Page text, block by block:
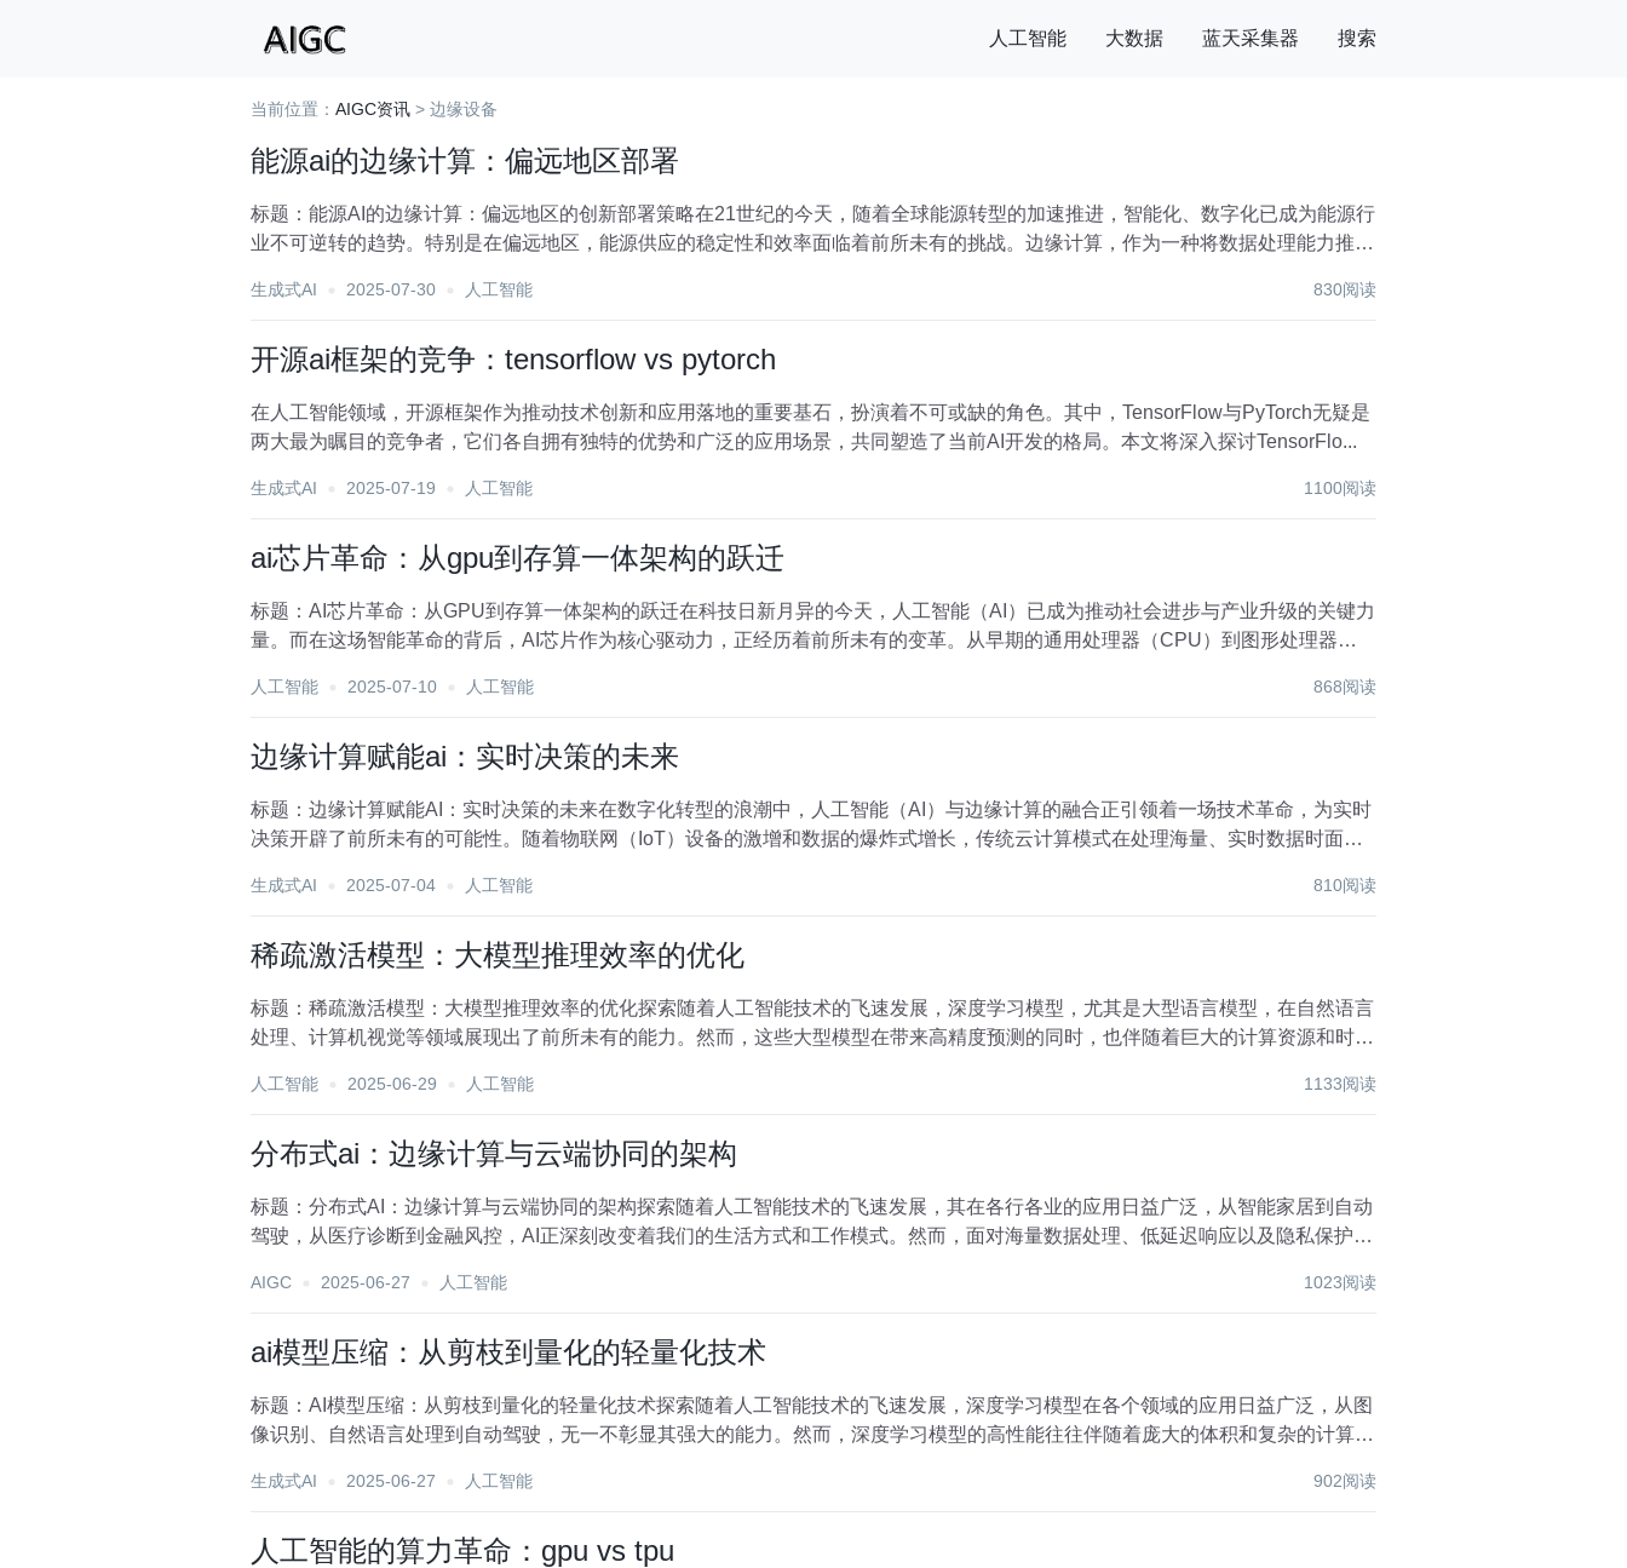
人工智能 大数据 蓝天采集器 搜索
当前位置： AIGC资讯 > 边缘设备
能源ai的边缘计算：偏远地区部署
标题：能源AI的边缘计算：偏远地区的创新部署策略在21世纪的今天，随着全球能源转型的加速推进，智能化、数字化已成为能源行
业不可逆转的趋势。特别是在偏远地区，能源供应的稳定性和效率面临着前所未有的挑战。边缘计算，作为一种将数据处理能力推向
生成式AI 2025-07-30 人工智能 830阅读
开源ai框架的竞争：tensorflow vs pytorch
在人工智能领域，开源框架作为推动技术创新和应用落地的重要基石，扮演着不可或缺的角色。其中，TensorFlow与PyTorch无疑是
两大最为瞩目的竞争者，它们各自拥有独特的优势和广泛的应用场景，共同塑造了当前AI开发的格局。本文将深入探讨TensorFlo...
生成式AI 2025-07-19 人工智能 1100阅读
ai芯片革命：从gpu到存算一体架构的跃迁
标题：AI芯片革命：从GPU到存算一体架构的跃迁在科技日新月异的今天，人工智能（AI）已成为推动社会进步与产业升级的关键力
量。而在这场智能革命的背后，AI芯片作为核心驱动力，正经历着前所未有的变革。从早期的通用处理器（CPU）到图形处理器
人工智能 2025-07-10 人工智能 868阅读
边缘计算赋能ai：实时决策的未来
标题：边缘计算赋能AI：实时决策的未来在数字化转型的浪潮中，人工智能（AI）与边缘计算的融合正引领着一场技术革命，为实时
决策开辟了前所未有的可能性。随着物联网（IoT）设备的激增和数据的爆炸式增长，传统云计算模式在处理海量、实时数据时面临
生成式AI 2025-07-04 人工智能 810阅读
稀疏激活模型：大模型推理效率的优化
标题：稀疏激活模型：大模型推理效率的优化探索随着人工智能技术的飞速发展，深度学习模型，尤其是大型语言模型，在自然语言
处理、计算机视觉等领域展现出了前所未有的能力。然而，这些大型模型在带来高精度预测的同时，也伴随着巨大的计算资源和时间
人工智能 2025-06-29 人工智能 1133阅读
分布式ai：边缘计算与云端协同的架构
标题：分布式AI：边缘计算与云端协同的架构探索随着人工智能技术的飞速发展，其在各行各业的应用日益广泛，从智能家居到自动
驾驶，从医疗诊断到金融风控，AI正深刻改变着我们的生活方式和工作模式。然而，面对海量数据处理、低延迟响应以及隐私保护等
AIGC 2025-06-27 人工智能 1023阅读
ai模型压缩：从剪枝到量化的轻量化技术
标题：AI模型压缩：从剪枝到量化的轻量化技术探索随着人工智能技术的飞速发展，深度学习模型在各个领域的应用日益广泛，从图
像识别、自然语言处理到自动驾驶，无一不彰显其强大的能力。然而，深度学习模型的高性能往往伴随着庞大的体积和复杂的计算需
生成式AI 2025-06-27 人工智能 902阅读
人工智能的算力革命：gpu vs tpu